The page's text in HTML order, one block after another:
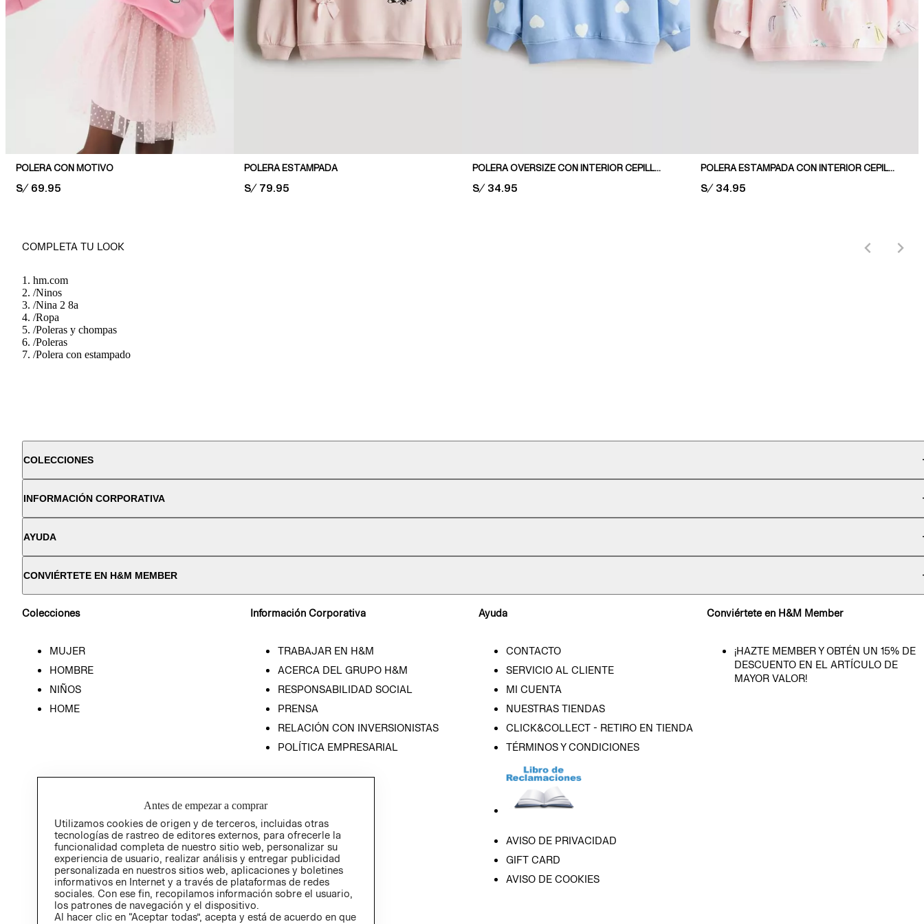
POLERA CON MOTIVO
PRICE:
S/ 69.95
POLERA ESTAMPADA
PRICE:
S/ 79.95
POLERA OVERSIZE CON INTERIOR CEPILLADO
PRICE:
S/ 34.95
POLERA ESTAMPADA CON INTERIOR CEPILLADO
PRICE:
S/ 34.95
COMPLETA TU LOOK
hm.com
/Ninos
/Nina 2 8a
/Ropa
/Poleras y chompas
/Poleras
/Polera con estampado
COLECCIONES
INFORMACIÓN CORPORATIVA
AYUDA
CONVIÉRTETE EN H&M MEMBER
Colecciones
MUJER
HOMBRE
NIÑOS
HOME
Información Corporativa
TRABAJAR EN H&M
ACERCA DEL GRUPO H&M
RESPONSABILIDAD SOCIAL
PRENSA
RELACIÓN CON INVERSIONISTAS
POLÍTICA EMPRESARIAL
Ayuda
CONTACTO
SERVICIO AL CLIENTE
MI CUENTA
NUESTRAS TIENDAS
CLICK&COLLECT - RETIRO EN TIENDA
TÉRMINOS Y CONDICIONES
AVISO DE PRIVACIDAD
GIFT CARD
AVISO DE COOKIES
Conviértete en H&M Member
¡HAZTE MEMBER Y OBTÉN UN 15% DE
DESCUENTO EN EL ARTÍCULO DE
MAYOR VALOR!
Antes de empezar a comprar
Utilizamos cookies de origen y de terceros, incluidas otras
tecnologías de rastreo de editores externos, para ofrecerle la
funcionalidad completa de nuestro sitio web, personalizar su
experiencia de usuario, realizar análisis y entregar publicidad
personalizada en nuestros sitios web, aplicaciones y boletines
informativos en Internet y a través de plataformas de redes
sociales. Con ese fin, recopilamos información sobre el usuario,
los patrones de navegación y el dispositivo.
Al hacer clic en “Aceptar todas”, acepta y está de acuerdo en que